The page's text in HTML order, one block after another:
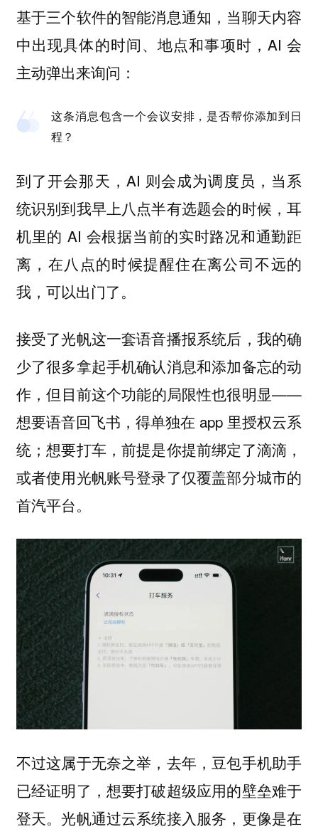
基于三个软件的智能消息通知，当聊天内容
中出现具体的时间、地点和事项时，AI 会
主动弹出来询问：
这条消息包含一个会议安排，是否帮你添加到日
程？
到了开会那天，AI 则会成为调度员，当系
统识别到我早上八点半有选题会的时候，耳
机里的 AI 会根据当前的实时路况和通勤距
离，在八点的时候提醒住在离公司不远的
我，可以出门了。
接受了光帆这一套语音播报系统后，我的确
少了很多拿起手机确认消息和添加备忘的动
作，但目前这个功能的局限性也很明显——
想要语音回飞书，得单独在 app 里授权云系
统；想要打车，前提是你提前绑定了滴滴，
或者使用光帆账号登录了仅覆盖部分城市的
首汽平台。
不过这属于无奈之举，去年，豆包手机助手
已经证明了，想要打破超级应用的壁垒难于
登天。光帆通过云系统接入服务，更像是在